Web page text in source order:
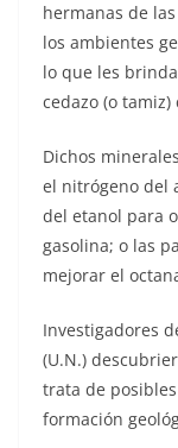
hermanas de
los ambientes
lo que les
cedazo (o
Dichos
el nitrógeno del
del etanol para
gasolina; o las
mejorar el
Investigadores
(U.N.)
trata de
formación